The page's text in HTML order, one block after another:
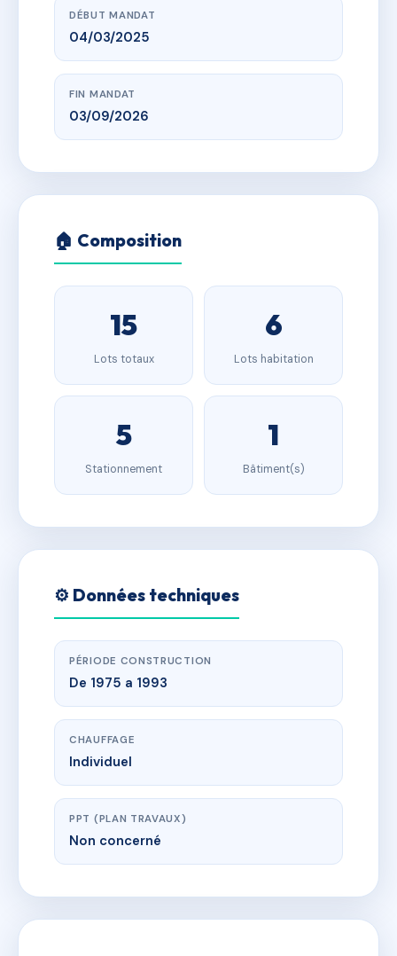
DÉBUT MANDAT
04/03/2025
FIN MANDAT
03/09/2026
🏠 Composition
15
Lots totaux
6
Lots habitation
5
Stationnement
1
Bâtiment(s)
⚙️ Données techniques
PÉRIODE CONSTRUCTION
De 1975 a 1993
CHAUFFAGE
Individuel
PPT (PLAN TRAVAUX)
Non concerné